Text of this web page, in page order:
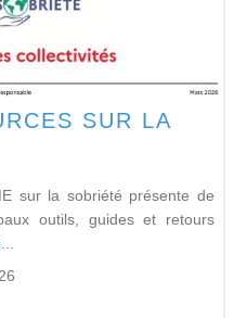
SUR LA
sur la sobriété présente de
outils, guides et retours